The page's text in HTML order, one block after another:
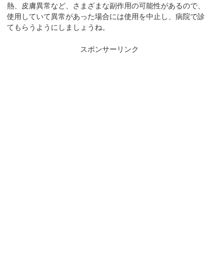
熱、皮膚異常など、さまざまな副作用の可能性があるので、
使用していて異常があった場合には使用を中止し、病院で診
てもらうようにしましょうね。
スポンサーリンク